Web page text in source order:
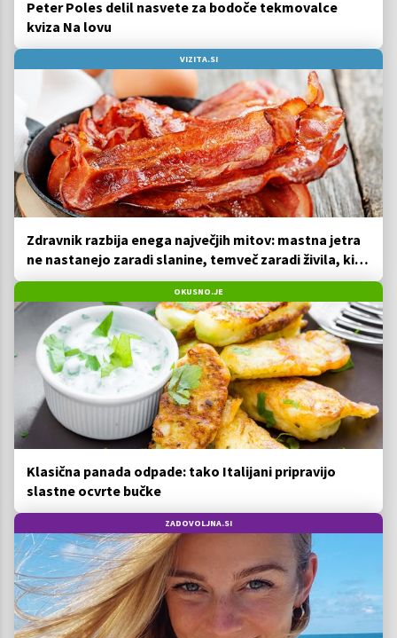
Peter Poles delil nasvete za bodoče tekmovalce
kviza Na lovu
VIZITA.SI
Zdravnik razbija enega največjih mitov: mastna jetra
ne nastanejo zaradi slanine, temveč zaradi živila, ki
ga imamo vsi radi
OKUSNO.JE
Klasična panada odpade: tako Italijani pripravijo
slastne ocvrte bučke
ZADOVOLJNA.SI